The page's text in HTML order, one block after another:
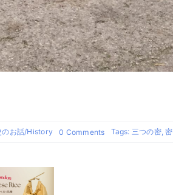
のお話/History 0 CommentsonTags: 三つの密,密